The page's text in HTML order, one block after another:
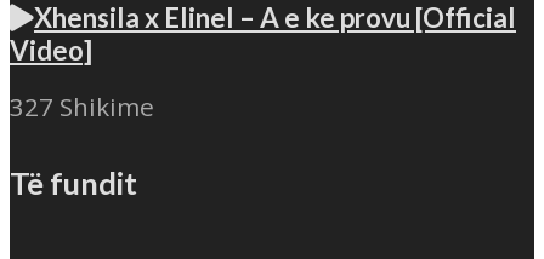
Xhensila x Elinel – A e ke provu [Official
Video]
327 Shikime
Të fundit